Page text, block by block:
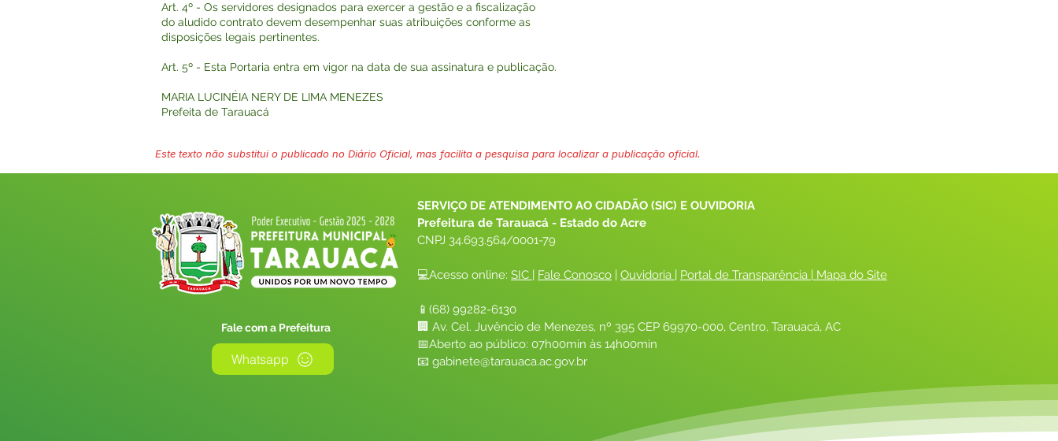
Art. 4º - Os servidores designados para exercer a gestão e a fiscalização
do aludido contrato devem desempenhar suas atribuições conforme as
disposições legais pertinentes.
Art. 5º - Esta Portaria entra em vigor na data de sua assinatura e publicação.
MARIA LUCINÉIA NERY DE LIMA MENEZES
Prefeita de Tarauacá
Este texto não substitui o publicado no Diário Oficial, mas facilita a pesquisa para localizar a publicação oficial.
Fale com a Prefeitura
Whatsapp
SERVIÇO DE ATENDIMENTO AO CIDADÃO (SIC) E OUVIDORIA
Prefeitura de Tarauacá - Estado do Acre
CNPJ 34.693.564/0001-79
💻Acesso online: SIC | Fale Conosco | Ouvidoria | Portal de Transparência | Mapa do Site
📱(68) 99282-6130
🏢 Av. Cel. Juvêncio de Menezes, nº 395 CEP 69970-000, Centro, Tarauacá, AC
📅Aberto ao público: 07h00min às 14h00min
📧 gabinete@tarauaca.ac.gov.br